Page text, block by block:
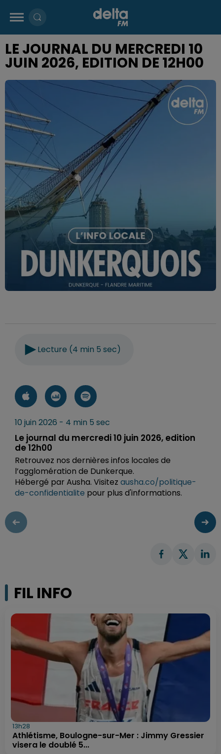
LE JOURNAL DU MERCREDI 10
JUIN 2026, EDITION DE 12H00
Lecture (4 min 5 sec)
10 juin 2026 - 4 min 5 sec
Le journal du mercredi 10 juin 2026, edition
de 12h00
Retrouvez nos dernières infos locales de
l’agglomération de Dunkerque.
Hébergé par Ausha. Visitez ausha.co/politique-
de-confidentialite pour plus d'informations.
FIL INFO
13h28
Athlétisme, Boulogne-sur-Mer : Jimmy Gressier
visera le doublé 5...